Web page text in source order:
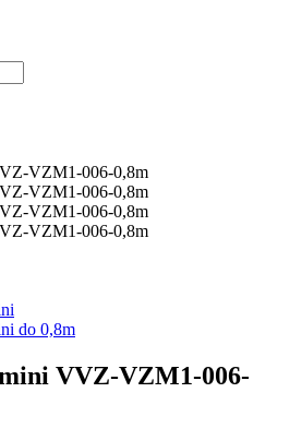
do 0,8m
mini VVZ-VZM1-006-